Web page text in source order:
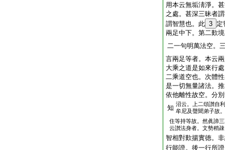
用本云無垢淸淨。
之處。甚深三昧者
謂智慧也。此 3 定
兩足中下。第二歎
二一句明萬法空。
言兩足等者。本云
大乘之道是如來行
二乘道空也。次體
是一切無量諸法。
依他離性故空。分
知 沼云。上二頌讃自
牟尼及聲聞弟子故
住等持等故。然眞諦
云讃法身者。文勢稍疎
智相對歎揚實徳。
行能證。後一行所